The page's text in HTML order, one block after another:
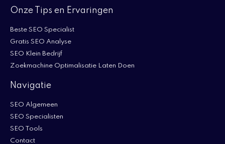
Onze Tips en Ervaringen
Beste SEO Specialist
Gratis SEO Analyse
SEO Klein Bedrijf
Zoekmachine Optimalisatie Laten Doen
Navigatie
SEO Algemeen
SEO Specialisten
SEO Tools
Contact